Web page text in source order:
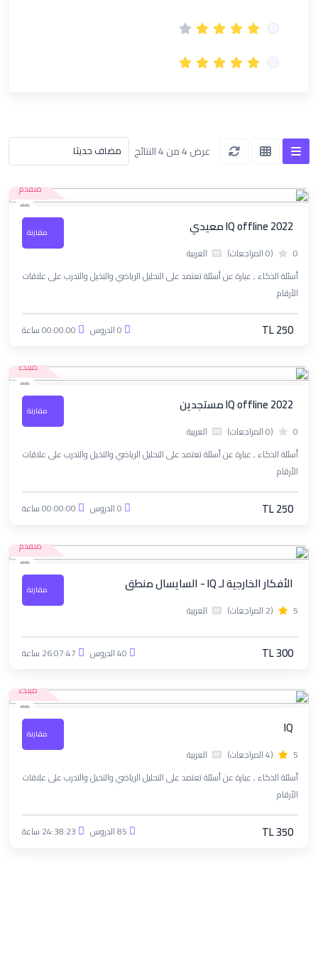
عرض 4 من 4 النتائج
متقدم
IQ offline 2022 معيدي مقارنة
0 (0 المراجعات)
العربية
أسئلة الذكاء , عبارة عن أسئلة تعتمد على التحليل الرياضي والتخيل والتدرب على علاقات
الأرقام
TL 250
مبتدء
IQ offline 2022 مستجدين مقارنة
0 (0 المراجعات)
العربية
أسئلة الذكاء , عبارة عن أسئلة تعتمد على التحليل الرياضي والتخيل والتدرب على علاقات
الأرقام
TL 250
متقدم
الأفكار الخارجية لـ IQ - السايسال منطق مقارنة
5 (2 المراجعات) العربية
TL 300
مبتدء
IQ مقارنة
5 (4 المراجعات)
العربية
أسئلة الذكاء , عبارة عن أسئلة تعتمد على التحليل الرياضي والتخيل والتدرب على علاقات
الأرقام
TL 350